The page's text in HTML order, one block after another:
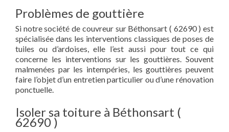
Problèmes de gouttière
Si notre société de couvreur sur Béthonsart ( 62690 ) est
spécialisée dans les interventions classiques de poses de
tuiles ou d’ardoises, elle l’est aussi pour tout ce qui
concerne les interventions sur les gouttières. Souvent
malmenées par les intempéries, les gouttières peuvent
faire l’objet d’un entretien particulier ou d’une rénovation
ponctuelle.
Isoler sa toiture à Béthonsart (
62690 )